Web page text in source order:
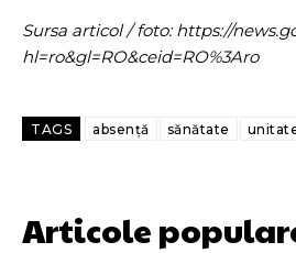
Sursa articol / foto: https://
hl=ro&gl=RO&ceid=RO%3Aro
TAGS absență sănătate
Articole